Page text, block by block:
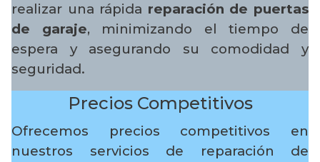
realizar una rápida reparación de puertas
de garaje, minimizando el tiempo de
espera y asegurando su comodidad y
seguridad.
Precios Competitivos
Ofrecemos precios competitivos en
nuestros servicios de reparación de